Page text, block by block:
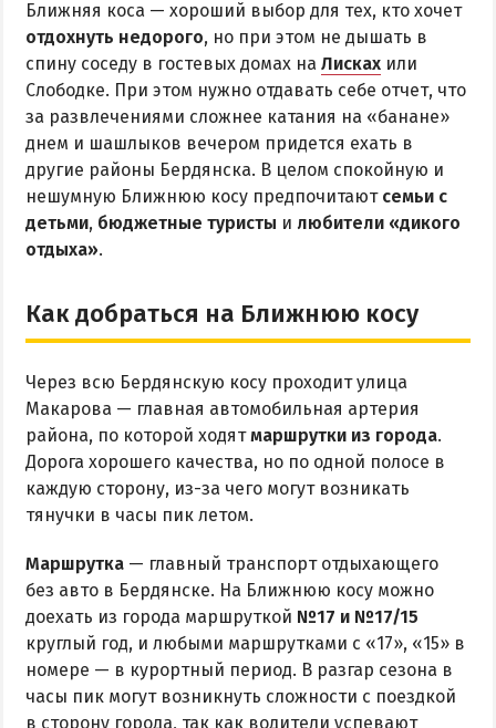
Ближняя коса — хороший выбор для тех, кто хочет
отдохнуть недорого, но при этом не дышать в
спину соседу в гостевых домах на Лисках или
Слободке. При этом нужно отдавать себе отчет, что
за развлечениями сложнее катания на «банане»
днем и шашлыков вечером придется ехать в
другие районы Бердянска. В целом спокойную и
нешумную Ближнюю косу предпочитают семьи с
детьми, бюджетные туристы и любители «дикого
отдыха».
Как добраться на Ближнюю косу
Через всю Бердянскую косу проходит улица
Макарова — главная автомобильная артерия
района, по которой ходятмаршрутки из города.
Дорога хорошего качества, но по одной полосе в
каждую сторону, из-за чего могут возникать
тянучки в часы пик летом.
Маршрутка — главный транспорт отдыхающего
без авто в Бердянске. На Ближнюю косу можно
доехать из города маршруткой №17 и №17/15
круглый год, и любыми маршрутками с «17», «15» в
номере — в курортный период. В разгар сезона в
часы пик могут возникнуть сложности с поездкой
в сторону города, так как водители успевают